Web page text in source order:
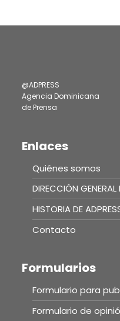
@ADPRESS
Agencia Dominicana
de Prensa
Enlaces
Quiénes somos
DIRECCIÓN GENERAL
HISTORIA DE
Contacto
Formularios
Formulario para
Formulario de